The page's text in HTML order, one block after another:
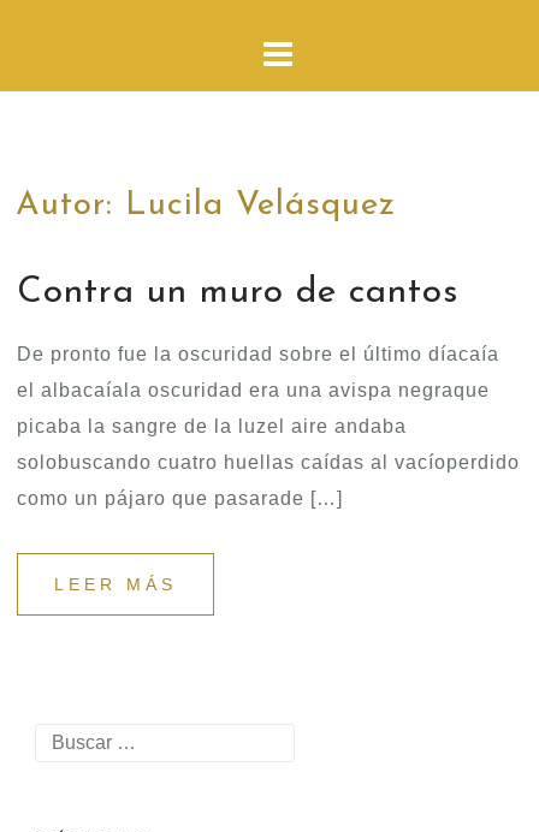
Autor: Lucila Velásquez
Contra un muro de cantos
De pronto fue la oscuridad sobre el último díacaía
el albacaíala oscuridad era una avispa negraque
picaba la sangre de la luzel aire andaba
solobuscando cuatro huellas caídas al vacíoperdido
como un pájaro que pasarade […]
LEER MÁS